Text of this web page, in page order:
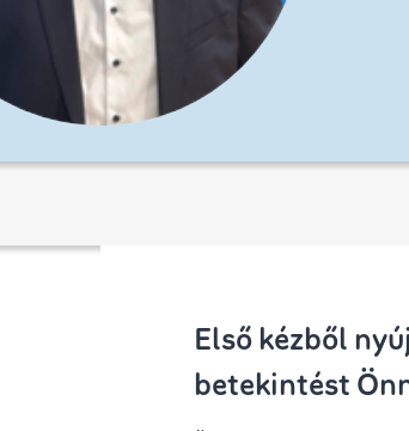
Első kézből
betekintést